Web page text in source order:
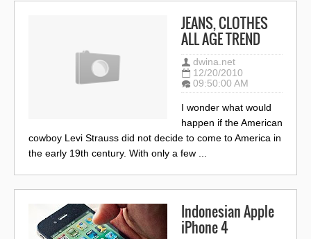
JEANS, CLOTHES
ALL AGE TREND
dwina.net
12/20/2010
09:50:00 AM
I wonder what would
happen if the American
cowboy Levi Strauss did not decide to come to America in
the early 19th century. With only a few ...
Indonesian Apple
iPhone 4